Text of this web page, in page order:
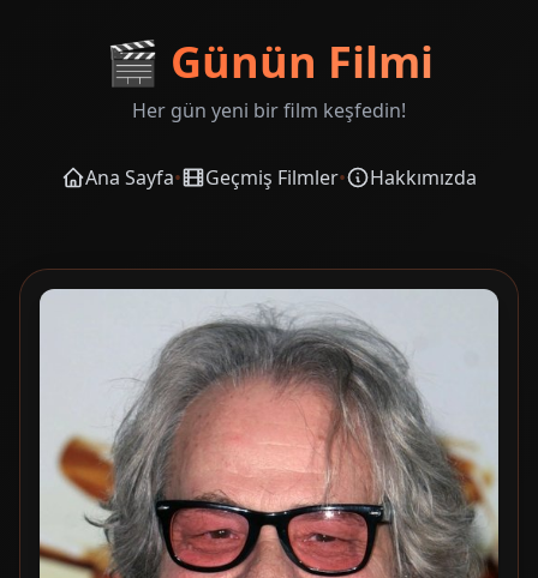
🎬 Günün Filmi
Her gün yeni bir film keşfedin!
Ana Sayfa• Geçmiş Filmler• Hakkımızda